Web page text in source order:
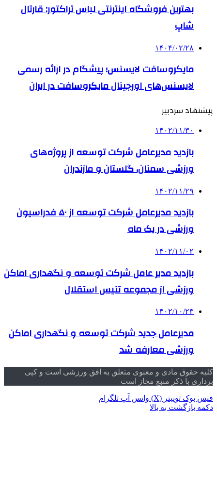
بهترین فروشگاه اینترنتی لباس تراکتور: قارتال
شاپ
۱۴۰۴/۰۲/۲۸
مایکروسافت لایسنس؛ پیشگام در ارائه رسمی
لایسنس‌های اورجینال مایکروسافت در ایران
پیشنهاد سردبیر
۱۴۰۲/۱۱/۳۰
بازدید مدیرعامل شرکت توسعه از پروژه‌های
ورزشی سمنان، گلستان و مازندران
۱۴۰۲/۱۱/۲۹
بازدید مدیرعامل شرکت توسعه از ۵۰ فدراسیون‌
ورزشی در یک ماه
۱۴۰۲/۱۱/۰۲
بازدید مدیر عامل شرکت توسعه و نگهداری اماکن
ورزشی از مجموعه تنیس استقلال
۱۴۰۲/۱۰/۲۳
مدیرعامل جدید شرکت توسعه و نگهداری اماکن
ورزشی معارفه شد
کلیه حقوق مادی و معنوی متعلق به افق ورزشی است و کپی
برداری با ذکر منبع مجاز است
فیس بوک توییتر (X) واتس آپ تلگرام
دکمه بازگشت به بالا